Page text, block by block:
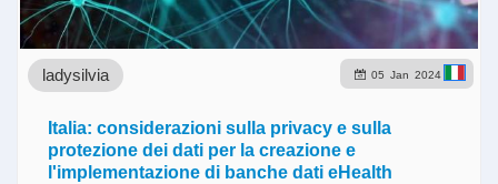
05 Jan 2024
ladysilvia
Italia: considerazioni sulla privacy e sulla
protezione dei dati per la creazione e
l'implementazione di banche dati eHealth